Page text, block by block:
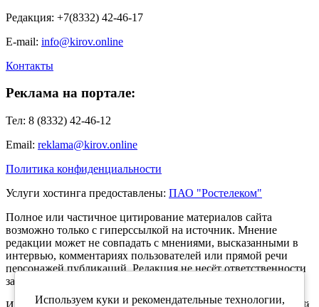
Редакция: +7(8332) 42-46-17
E-mail: info@kirov.online
Контакты
Реклама на портале:
Тел: 8 (8332) 42-46-12
Email: reklama@kirov.online
Политика конфиденциальности
Услуги хостинга предоставлены: ПАО "Ростелеком"
Полное или частичное цитирование материалов сайта
возможно только с гиперссылкой на источник. Мнение
редакции может не совпадать с мнениями, высказанными в
интервью, комментариях пользователей или прямой речи
персонажей публикаций. Редакция не несёт ответственности
за текст комментариев читателей.
Используем куки и рекомендательные технологии,